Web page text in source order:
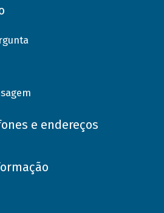
e endereços